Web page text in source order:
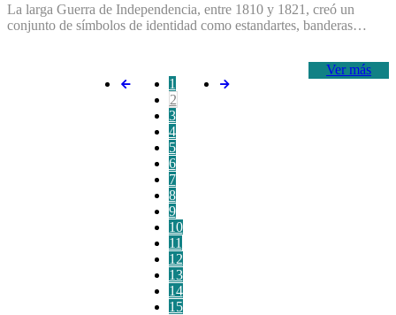
La larga Guerra de Independencia, entre 1810 y 1821, creó un
conjunto de símbolos de identidad como estandartes, banderas…
Ver más
1
2
3
4
5
6
7
8
9
10
11
12
13
14
15